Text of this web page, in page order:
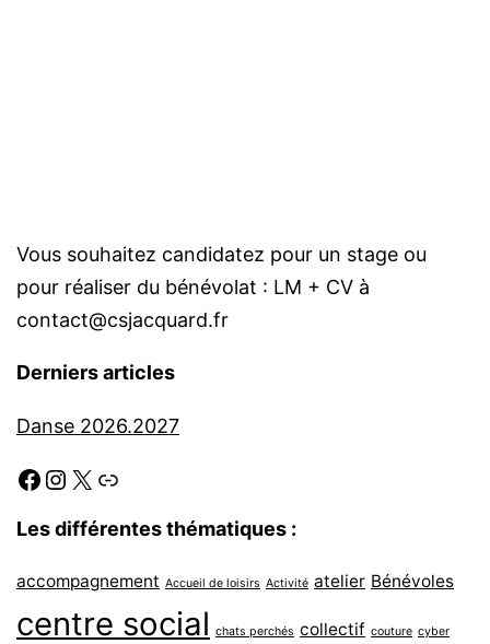
Vous souhaitez candidatez pour un stage ou
pour réaliser du bénévolat : LM + CV à
contact@csjacquard.fr
Derniers articles
Danse 2026.2027
Facebook
Instagram
X Link
Les différentes thématiques :
accompagnement Accueil de loisirs Activité atelier Bénévoles
centre social chats perchés collectif couture cyber